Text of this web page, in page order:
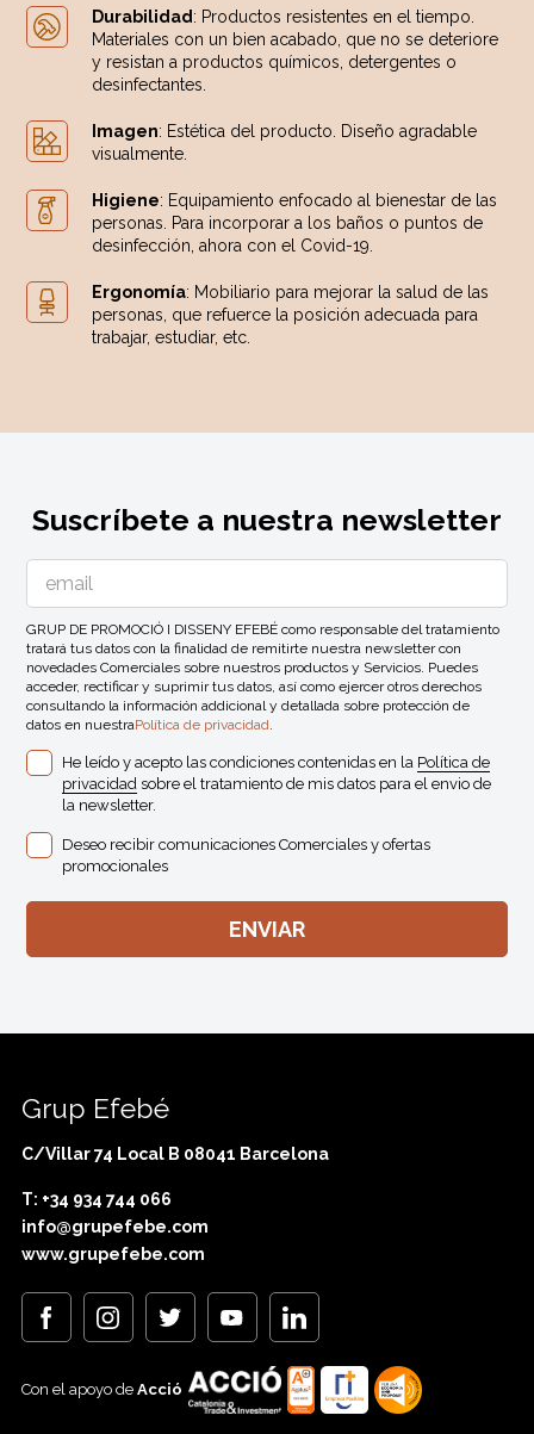
Durabilidad : Productos resistentes en el tiempo.
Materiales con un bien acabado, que no se deteriore
y resistan a productos químicos, detergentes o
desinfectantes.
Imagen: Estética del producto. Diseño agradable
visualmente.
Higiene: Equipamiento enfocado al bienestar de las
personas. Para incorporar a los baños o puntos de
desinfección, ahora con el Covid-19.
Ergonomía: Mobiliario para mejorar la salud de las
personas, que refuerce la posición adecuada para
trabajar, estudiar, etc.
Suscríbete a nuestra newsletter
GRUP DE PROMOCIÓ I DISSENY EFEBÉ como responsable del tratamiento
tratará tus datos con la finalidad de remitirte nuestra newsletter con
novedades Comerciales sobre nuestros productos y Servicios. Puedes
acceder, rectificar y suprimir tus datos, así como ejercer otros derechos
consultando la información addicional y detallada sobre protección de
datos en nuestraPolítica de privacidad.
He leído y acepto las condiciones contenidas en la Política de
privacidad sobre el tratamiento de mis datos para el envio de
la newsletter.
Deseo recibir comunicaciones Comerciales y ofertas
promocionales
Grup Efebé
C/Villar 74 Local B 08041 Barcelona
T: +34 934 744 066
info@grupefebe.com
www.grupefebe.com
Con el apoyo de Acció